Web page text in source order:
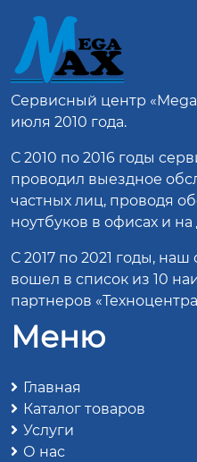
Сервисный центр
июля 2010 года.
С 2010 по 2016 годы
проводил выездное
частных лиц, проводя
ноутбуков в офисах и
С 2017 по 2021 годы,
вошел в список из 10
партнеров
Меню
Главная
Каталог товаров
Услуги
О нас